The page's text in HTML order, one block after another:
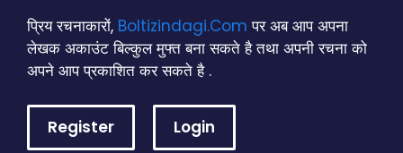
प्रिय रचनाकारों, Boltizindagi.Com पर अब आप अपना
लेखक अकाउंट बिल्कुल मुफ्त बना सकते है तथा अपनी रचना को
अपने आप प्रकाशित कर सकते है .
Register Login